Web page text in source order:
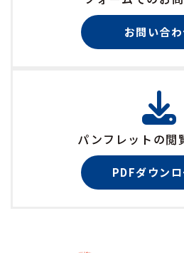
お問い合
パンフレットの閲
PDFダウン